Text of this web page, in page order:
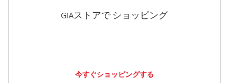
GIAストアで ショッピング
今すぐショッピングする